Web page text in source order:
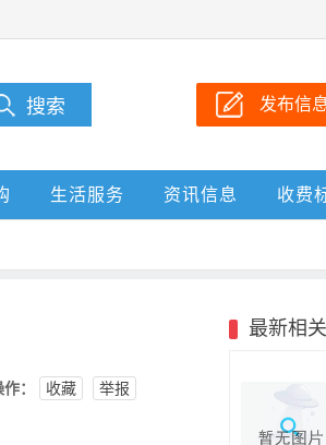
发布信
生活服务 资讯信息 收费
： 收藏 举报
最新相